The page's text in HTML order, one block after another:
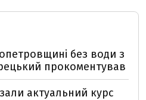
без води з
прокоментував
актуальний курс